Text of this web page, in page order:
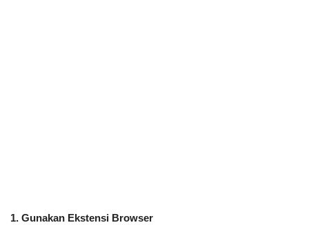
1. Gunakan Ekstensi Browser